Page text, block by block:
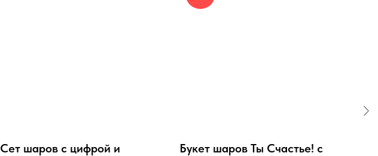
Сет шаров с цифрой и
Букет шаров Ты Счастье! с